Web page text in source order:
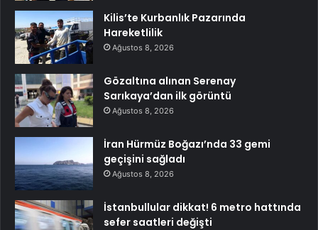
Kilis’te Kurbanlık Pazarında
Hareketlilik
Ağustos 8, 2026
Gözaltına alınan Serenay
Sarıkaya’dan ilk görüntü
Ağustos 8, 2026
İran Hürmüz Boğazı’nda 33 gemi
geçişini sağladı
Ağustos 8, 2026
İstanbullular dikkat! 6 metro hattında
sefer saatleri değişti